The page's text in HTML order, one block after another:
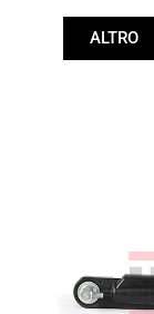
ALTRO